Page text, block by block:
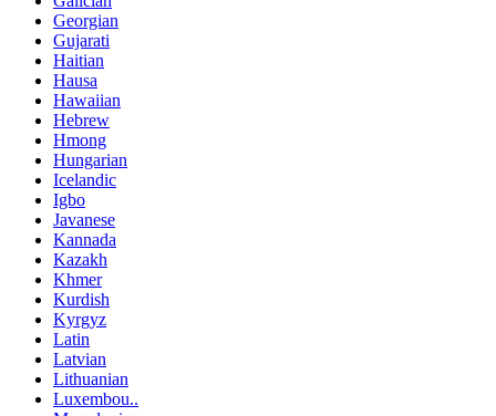
Georgian
Gujarati
Haitian
Hausa
Hawaiian
Hebrew
Hmong
Hungarian
Icelandic
Igbo
Javanese
Kannada
Kazakh
Khmer
Kurdish
Kyrgyz
Latin
Latvian
Lithuanian
Luxembou..